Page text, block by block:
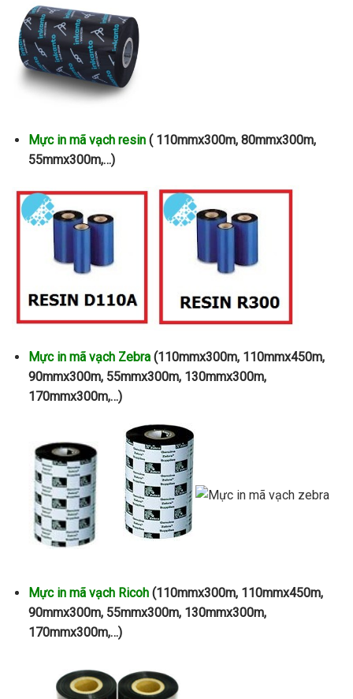
Mực in mã vạch resin( 110mmx300m, 80mmx300m,
55mmx300m,…)
Mực in mã vạch Zebra(110mmx300m, 110mmx450m,
90mmx300m, 55mmx300m, 130mmx300m,
170mmx300m,…)
Mực in mã vạch Ricoh(110mmx300m, 110mmx450m,
90mmx300m, 55mmx300m, 130mmx300m,
170mmx300m,…)